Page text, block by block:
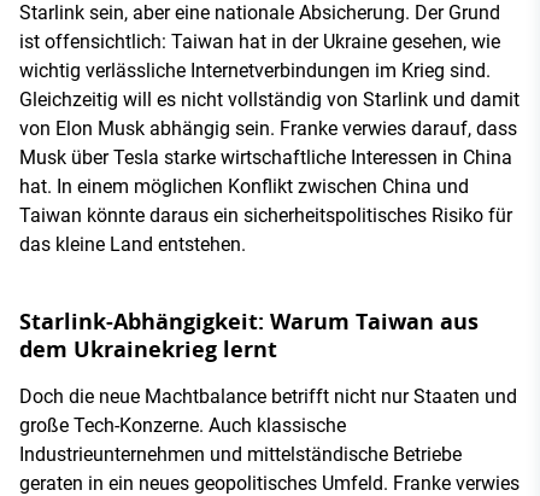
Starlink sein, aber eine nationale Absicherung. Der Grund
ist offensichtlich: Taiwan hat in der Ukraine gesehen, wie
wichtig verlässliche Internetverbindungen im Krieg sind.
Gleichzeitig will es nicht vollständig von Starlink und damit
von Elon Musk abhängig sein. Franke verwies darauf, dass
Musk über Tesla starke wirtschaftliche Interessen in China
hat. In einem möglichen Konflikt zwischen China und
Taiwan könnte daraus ein sicherheitspolitisches Risiko für
das kleine Land entstehen.
Starlink-Abhängigkeit: Warum Taiwan aus
dem Ukrainekrieg lernt
Doch die neue Machtbalance betrifft nicht nur Staaten und
große Tech-Konzerne. Auch klassische
Industrieunternehmen und mittelständische Betriebe
geraten in ein neues geopolitisches Umfeld. Franke verwies